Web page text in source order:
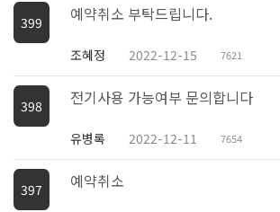
399 예약취소 부탁드립니다.
조혜정 2022-12-15 7621
398 전기사용 가능여부 문의합니다
유병록 2022-12-11 7654
397 예약취소